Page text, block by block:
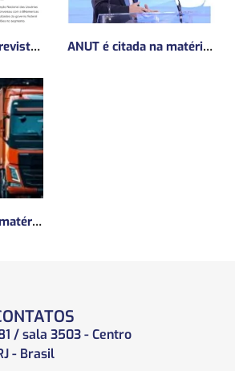
ANUT concede entrevista sobre Concessões Ferroviárias ANUT é citada na matéria da Mundo Logística sobre MP do frete mínimo”
ANUT é citada em matéria da Mundo Logística sobre a MP do Frete
/ sala 3503 - Centro
- Brasil